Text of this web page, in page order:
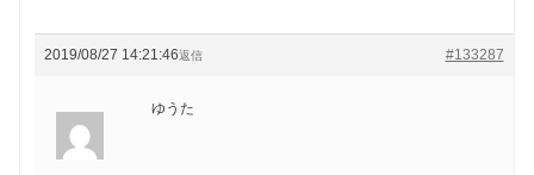
2019/08/27 14:21:46 #133287
返信
ゆうた